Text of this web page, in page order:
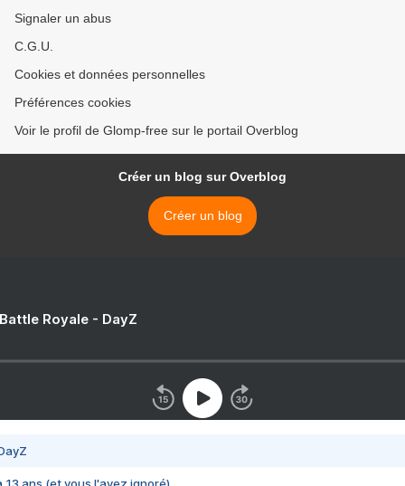
Signaler un abus
C.G.U.
Cookies et données personnelles
Préférences cookies
Voir le profil de Glomp-free sur le portail Overblog
Créer un blog sur Overblog
Créer un blog
Royale - DayZ